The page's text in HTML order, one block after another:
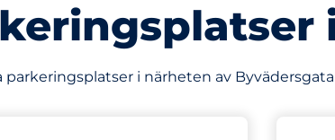
parkeringsplatser i närheten av